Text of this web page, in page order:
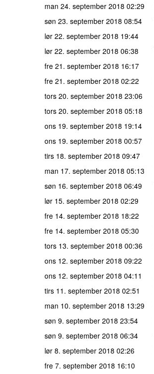
man 24. september 2018 02:29
søn 23. september 2018 08:54
lør 22. september 2018 19:44
lør 22. september 2018 06:38
fre 21. september 2018 16:17
fre 21. september 2018 02:22
tors 20. september 2018 23:06
tors 20. september 2018 05:18
ons 19. september 2018 19:14
ons 19. september 2018 00:57
tirs 18. september 2018 09:47
man 17. september 2018 05:13
søn 16. september 2018 06:49
lør 15. september 2018 02:29
fre 14. september 2018 18:22
fre 14. september 2018 05:30
tors 13. september 2018 00:36
ons 12. september 2018 09:22
ons 12. september 2018 04:11
tirs 11. september 2018 02:51
man 10. september 2018 13:29
søn 9. september 2018 23:54
søn 9. september 2018 06:34
lør 8. september 2018 02:26
fre 7. september 2018 16:10